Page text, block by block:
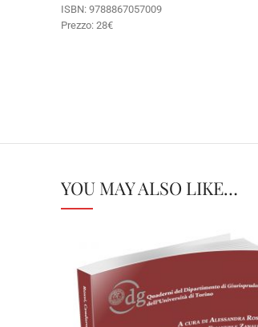
ISBN: 9788867057009
Prezzo: 28€
YOU MAY ALSO LIKE…